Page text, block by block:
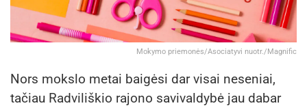
vaistinėlės dalimi, užtikrinančia saugų ir
nerūpestingą poilsį po vasaros dangumi.
Mokymo priemonės/Asociatyvi nuotr./Magnific
Nors mokslo metai baigėsi dar visai neseniai,
tačiau Radviliškio rajono savivaldybė jau dabar